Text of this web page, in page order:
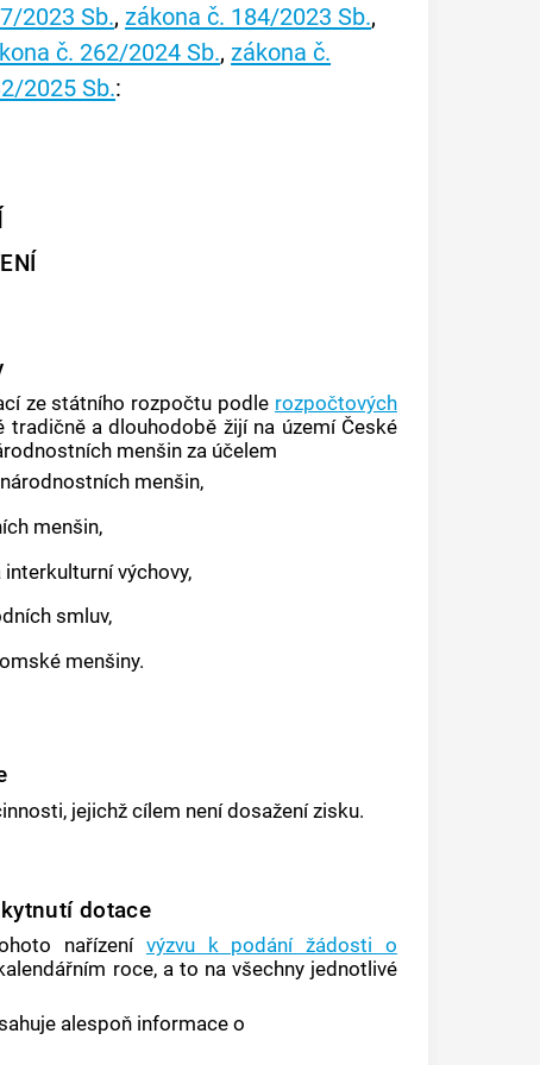
2023 Sb., zákona č. 184/2023 Sb.,
č. 262/2024 Sb., zákona č.
2025 Sb.:
ze státního rozpočtu podle rozpočtových
a dlouhodobě žijí na území České
menšin za účelem
menšin,
menšin,
výchovy,
smluv,
menšiny.
jejichž cílem není dosažení zisku.
dotace
nařízení výzvu k podání žádosti o
roce, a to na všechny jednotlivé
alespoň informace o